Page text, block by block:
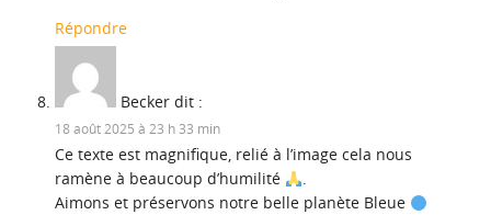
Répondre
Becker dit :
18 août 2025 à 23 h 33 min
Ce texte est magnifique, relié à l’image cela nous
ramène à beaucoup d’humilité
.
Aimons et préservons notre belle planète Bleue